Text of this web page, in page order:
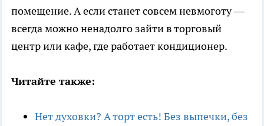
помещение. А если станет совсем невмоготу —
всегда можно ненадолго зайти в торговый
центр или кафе, где работает кондиционер.
Читайте также:
Нет духовки? А торт есть! Без выпечки, без